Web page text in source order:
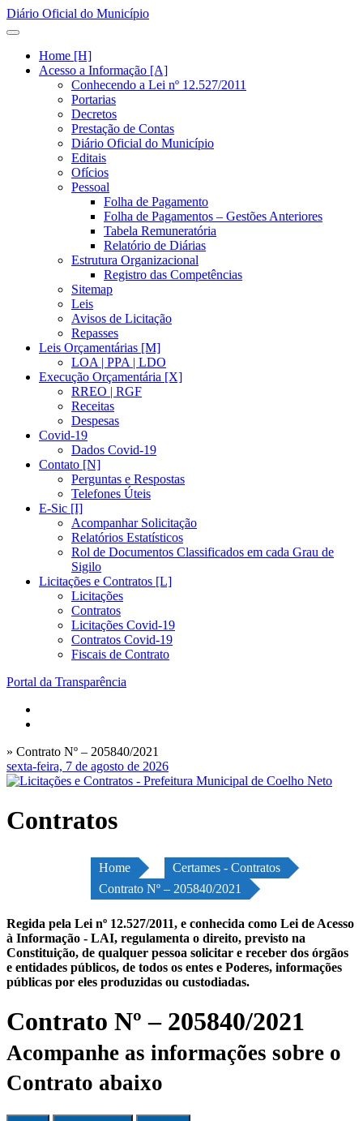
Diário Oficial do Município
Home [H]
Acesso a Informação [A]
Conhecendo a Lei nº 12.527/2011
Portarias
Decretos
Prestação de Contas
Diário Oficial do Município
Editais
Ofícios
Pessoal
Folha de Pagamento
Folha de Pagamentos – Gestões Anteriores
Tabela Remuneratória
Relatório de Diárias
Estrutura Organizacional
Registro das Competências
Sitemap
Leis
Avisos de Licitação
Repasses
Leis Orçamentárias [M]
LOA | PPA | LDO
Execução Orçamentária [X]
RREO | RGF
Receitas
Despesas
Covid-19
Dados Covid-19
Contato [N]
Perguntas e Respostas
Telefones Úteis
E-Sic [I]
Acompanhar Solicitação
Relatórios Estatísticos
Rol de Documentos Classificados em cada Grau de
Sigilo
Licitações e Contratos [L]
Licitações
Contratos
Licitações Covid-19
Contratos Covid-19
Fiscais de Contrato
Portal da Transparência
» Contrato Nº – 205840/2021
sexta-feira, 7 de agosto de 2026
Contratos
Home
Certames - Contratos
Contrato Nº – 205840/2021
Regida pela Lei nº 12.527/2011, e conhecida como Lei de Acesso
à Informação - LAI, regulamenta o direito, previsto na
Constituição, de qualquer pessoa solicitar e receber dos órgãos
e entidades públicos, de todos os entes e Poderes, informações
públicas por eles produzidas ou custodiadas.
Contrato Nº – 205840/2021
Acompanhe as informações sobre o
Contrato abaixo